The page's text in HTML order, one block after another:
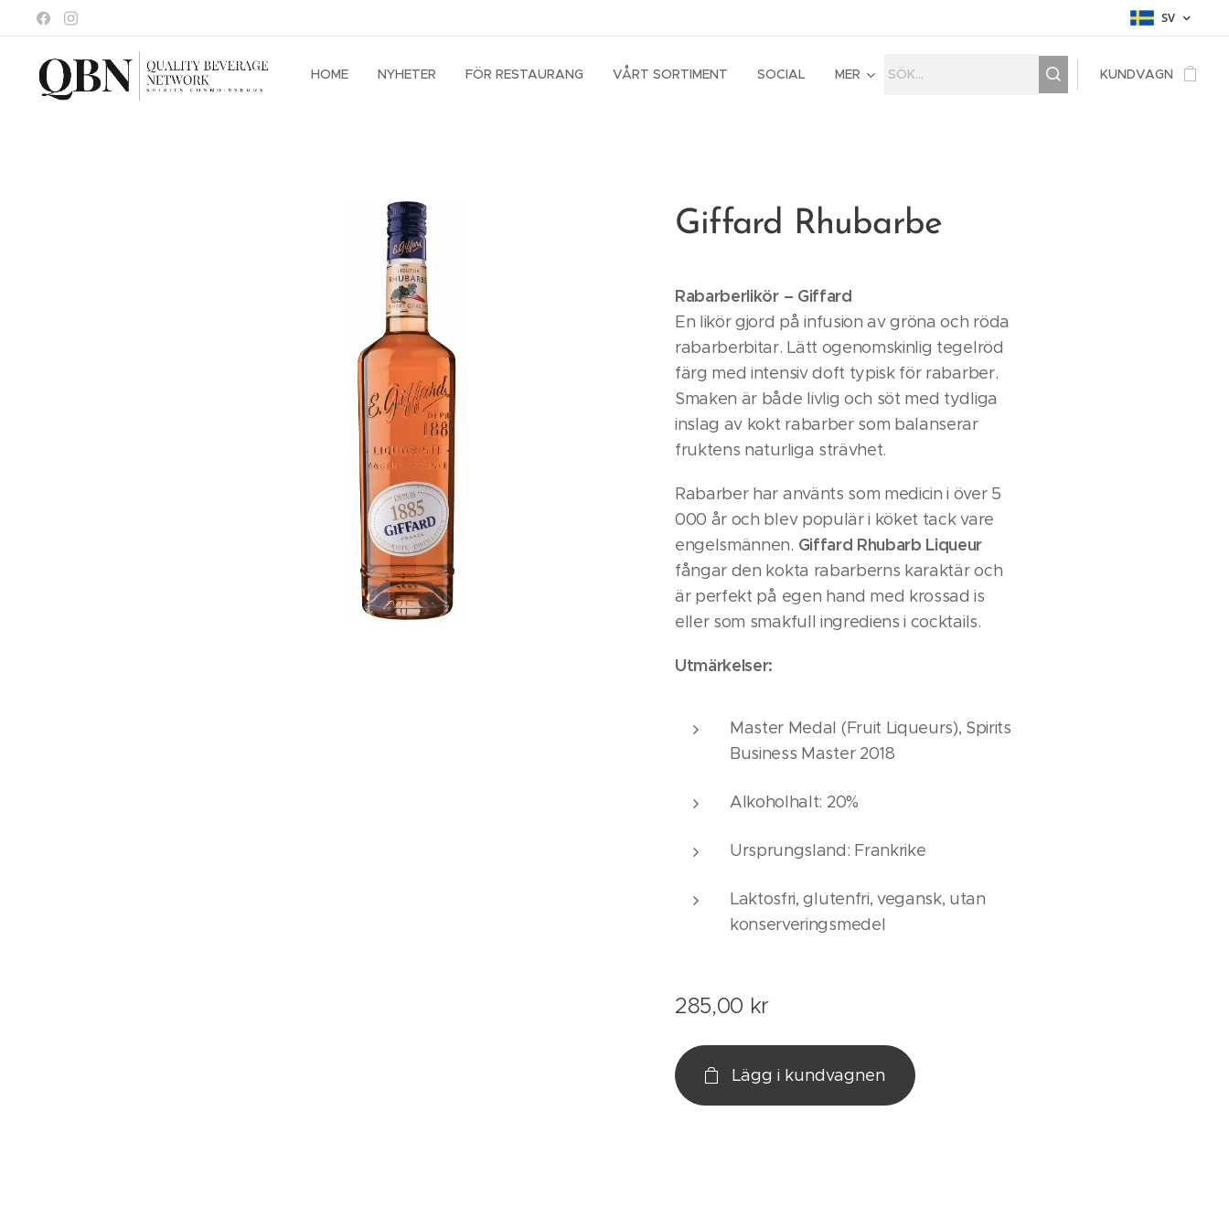
SV
HOME NYHETER FÖR RESTAURANG VÅRT SORTIMENT SOCIAL MER KUNDVAGN
Giffard Rhubarbe
Rabarberlikör – Giffard
En likör gjord på infusion av gröna och röda
rabarberbitar. Lätt ogenomskinlig tegelröd
färg med intensiv doft typisk för rabarber.
Smaken är både livlig och söt med tydliga
inslag av kokt rabarber som balanserar
fruktens naturliga strävhet.
Rabarber har använts som medicin i över 5
000 år och blev populär i köket tack vare
engelsmännen. Giffard Rhubarb Liqueur
fångar den kokta rabarberns karaktär och
är perfekt på egen hand med krossad is
eller som smakfull ingrediens i cocktails.
Utmärkelser:
Master Medal (Fruit Liqueurs), Spirits
Business Master 2018
Alkoholhalt: 20%
Ursprungsland: Frankrike
Laktosfri, glutenfri, vegansk, utan
konserveringsmedel
285,00 kr
Lägg i kundvagnen